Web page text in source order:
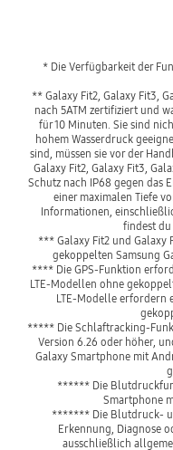
* Die Verfügbarkeit der
** Galaxy Fit2, Galaxy Fit3,
nach 5ATM zertifiziert und
für 10 Minuten. Sie sind
hohem Wasserdruck
sind, müssen sie vor der
Galaxy Fit2, Galaxy Fit3,
Schutz nach IP68 gegen das
einer maximalen Tiefe
Informationen,
findest du
*** Galaxy Fit2 und Galaxy
gekoppelten Samsung
**** Die GPS-Funktion
LTE-Modellen ohne
LTE-Modelle erfordern
***** Die Schlaftracking-
Version 6.26 oder höher,
Galaxy Smartphone mit
****** Die
Smartphone
******* Die Blutdruck-
Erkennung, Diagnose
ausschließlich